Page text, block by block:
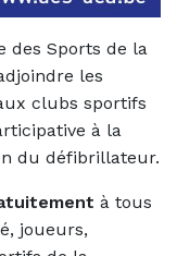
des Sports de la
les
clubs sportifs
à la
du défibrillateur.
à tous
joueurs,